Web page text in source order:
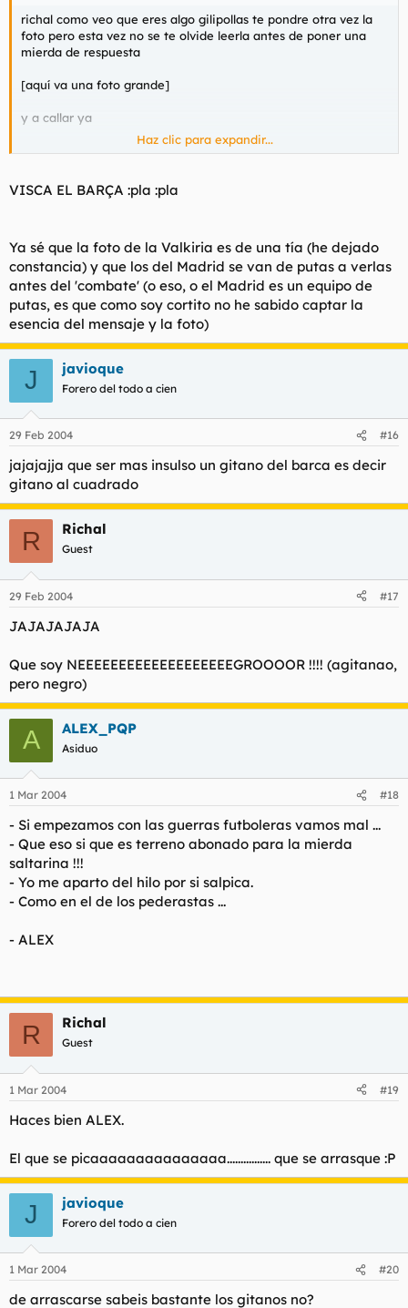
richal como veo que eres algo gilipollas te pondre otra vez la
foto pero esta vez no se te olvide leerla antes de poner una
mierda de respuesta
[aquí va una foto grande]
y a callar ya
Haz clic para expandir...
VISCA EL BARÇA :pla :pla
Ya sé que la foto de la Valkiria es de una tía (he dejado
constancia) y que los del Madrid se van de putas a verlas
antes del 'combate' (o eso, o el Madrid es un equipo de
putas, es que como soy cortito no he sabido captar la
esencia del mensaje y la foto)
J javioque
Forero del todo a cien
29 Feb 2004 #16
jajajajja que ser mas insulso un gitano del barca es decir
gitano al cuadrado
R Richal
Guest
29 Feb 2004 #17
JAJAJAJAJA
Que soy NEEEEEEEEEEEEEEEEEEEGROOOOR !!!! (agitanao,
pero negro)
A ALEX_PQP
Asiduo
1 Mar 2004 #18
- Si empezamos con las guerras futboleras vamos mal ...
- Que eso si que es terreno abonado para la mierda
saltarina !!!
- Yo me aparto del hilo por si salpica.
- Como en el de los pederastas ...
- ALEX
R Richal
Guest
1 Mar 2004 #19
Haces bien ALEX.
El que se picaaaaaaaaaaaaaaa................ que se arrasque :P
J javioque
Forero del todo a cien
1 Mar 2004 #20
de arrascarse sabeis bastante los gitanos no?